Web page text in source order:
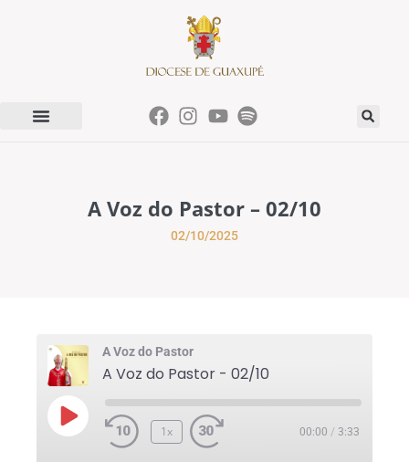
A Voz do Pastor – 02/10
02/10/2025
A Voz do Pastor
A Voz do Pastor - 02/10
1x 00:00 / 3:33